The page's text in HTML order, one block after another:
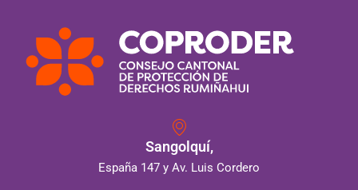
Sangolquí,
España 147 y Av. Luis Cordero